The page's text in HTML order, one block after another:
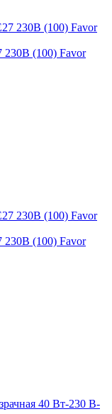
230В (100) Favor
230В (100) Favor